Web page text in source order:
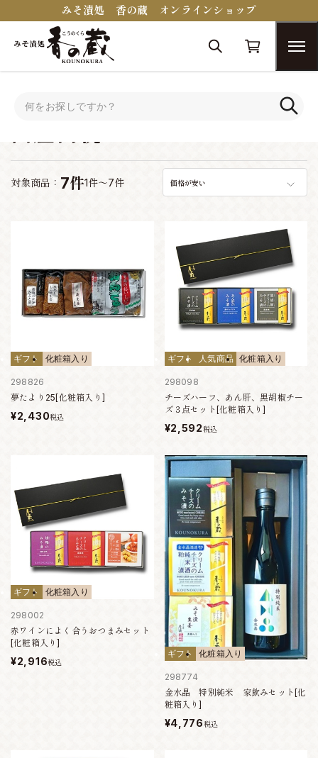
みそ漬処 香の蔵 オンラインショップ
対象商品： 7件1件～7件 価格が安い
ギフト 化粧箱入り
298826
夢たより25[化粧箱入り]
¥2,430税込
ギフト 人気商品 化粧箱入り
298098
チーズハーフ、あん肝、黒胡椒チー
ズ３点セット[化粧箱入り]
¥2,592税込
ギフト 化粧箱入り
298002
赤ワインによく合うおつまみセット
[化粧箱入り]
¥2,916税込
ギフト 化粧箱入り
298774
金水晶 特別純米 家飲みセット[化
粧箱入り]
¥4,776税込